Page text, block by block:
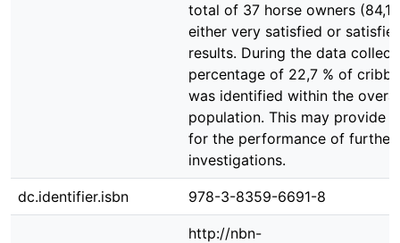
total of 37 horse owners (84,1
either very satisfied or
results. During the data
percentage of 22,7 % of
was identified within the
population. This may provide
for the performance of further
investigations.
dc.identifier.isbn 978-3-8359-6691-8
http://nbn-